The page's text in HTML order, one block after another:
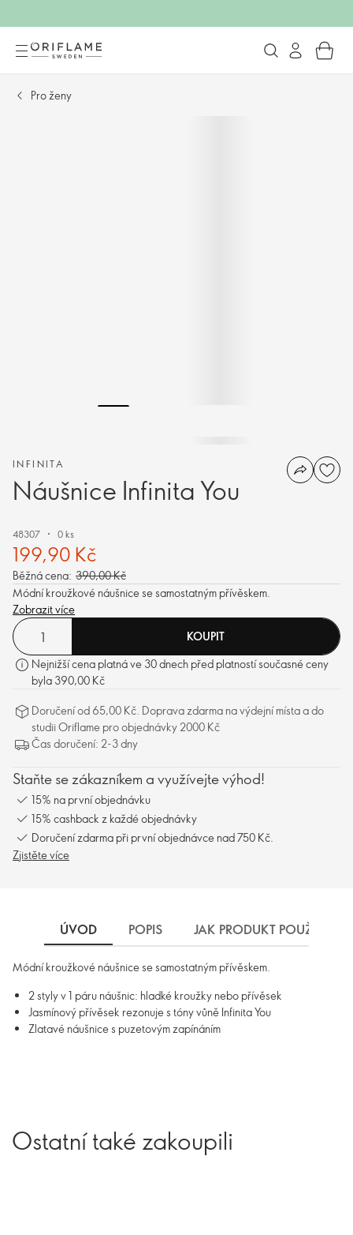
Pro ženy
INFINITA
Náušnice Infinita You
48307 0 ks
199,90 Kč
Běžná cena: 390,00 Kč
Módní kroužkové náušnice se samostatným přívěskem.
Zobrazit více
KOUPIT
Nejnižší cena platná ve 30 dnech před platností současné ceny
byla 390,00 Kč
Doručení od 65,00 Kč. Doprava zdarma na výdejní místa a do
studii Oriflame pro objednávky 2000 Kč
Čas doručení: 2-3 dny
Staňte se zákazníkem a využívejte výhod!
15% na první objednávku
15% cashback z každé objednávky
Doručení zdarma při první objednávce nad 750 Kč.
Zjistěte více
ÚVOD POPIS JAK PRODUKT POUŽÍVAT
Módní kroužkové náušnice se samostatným přívěskem.
2 styly v 1 páru náušnic: hladké kroužky nebo přívěsek
Jasmínový přívěsek rezonuje s tóny vůně Infinita You
Zlatavé náušnice s puzetovým zapínáním
Ostatní také zakoupili